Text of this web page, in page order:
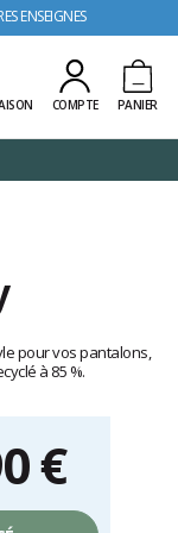
ENSEIGNES
COMPTE PANIER
pour vos pantalons,
à 85 %.
€